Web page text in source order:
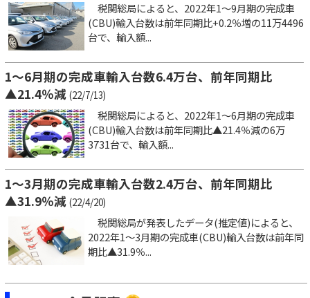
税関総局によると、2022年1～9月期の完成車
(CBU)輸入台数は前年同期比+0.2％増の11万4496
台で、輸入額...
1～6月期の完成車輸入台数6.4万台、前年同期比
▲21.4％減 (22/7/13)
税関総局によると、2022年1～6月期の完成車
(CBU)輸入台数は前年同期比▲21.4％減の6万
3731台で、輸入額...
1～3月期の完成車輸入台数2.4万台、前年同期比
▲31.9％減 (22/4/20)
税関総局が発表したデータ(推定値)によると、
2022年1～3月期の完成車(CBU)輸入台数は前年同
期比▲31.9％...